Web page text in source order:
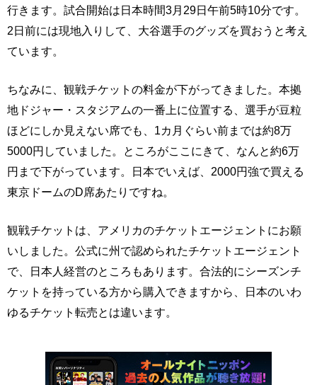
行きます。試合開始は日本時間3月29日午前5時10分です。
2日前には現地入りして、大谷選手のグッズを買おうと考え
ています。
ちなみに、観戦チケットの料金が下がってきました。本拠
地ドジャー・スタジアムの一番上に位置する、選手が豆粒
ほどにしか見えない席でも、1カ月ぐらい前までは約8万
5000円していました。ところがここにきて、なんと約6万
円まで下がっています。日本でいえば、2000円強で買える
東京ドームのD席あたりですね。
観戦チケットは、アメリカのチケットエージェントにお願
いしました。公式に州で認められたチケットエージェント
で、日本人経営のところもあります。合法的にシーズンチ
ケットを持っている方から購入できますから、日本のいわ
ゆるチケット転売とは違います。